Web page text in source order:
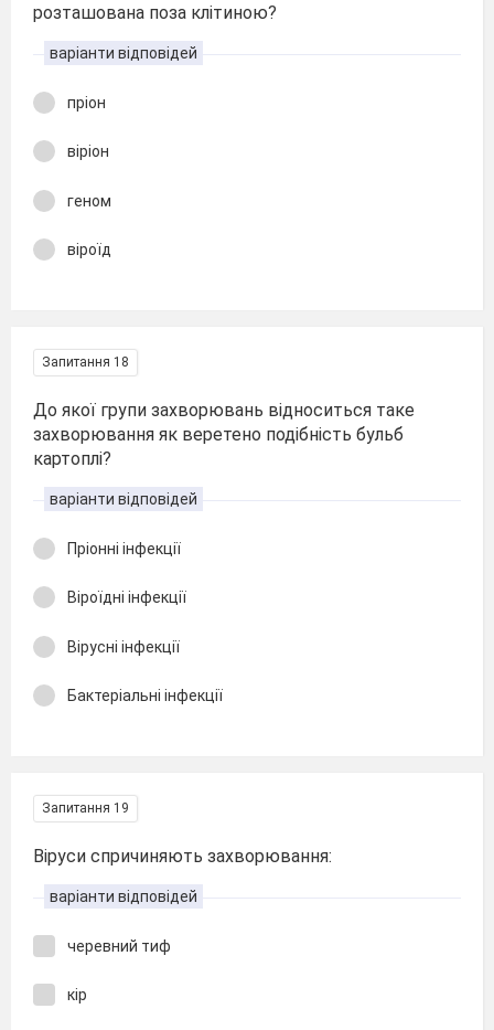
розташована поза клітиною?
варіанти відповідей
пріон
віріон
геном
віроїд
Запитання 18
До якої групи захворювань відноситься таке
захворювання як веретено подібність бульб
картоплі?
варіанти відповідей
Пріонні інфекції
Віроїдні інфекції
Вірусні інфекції
Бактеріальні інфекції
Запитання 19
Віруси спричиняють захворювання:
варіанти відповідей
черевний тиф
кір